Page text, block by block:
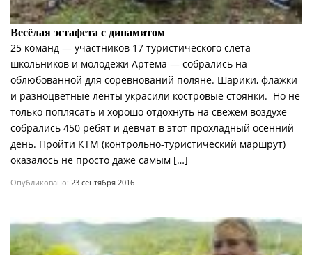
Весёлая эстафета с динамитом
25 команд — участников 17 туристического слёта
школьников и молодёжи Артёма — собрались на
облюбованной для соревнований поляне. Шарики, флажки
и разноцветные ленты украсили костровые стоянки. Но не
только поплясать и хорошо отдохнуть на свежем воздухе
собрались 450 ребят и девчат в этот прохладный осенний
день. Пройти КТМ (контрольно-туристический маршрут)
оказалось не просто даже самым […]
Опубликовано: 23 сентября 2016